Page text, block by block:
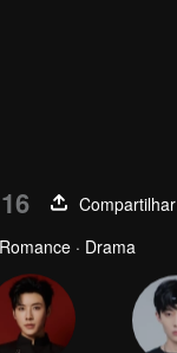
Compartilhar
Romance · Drama